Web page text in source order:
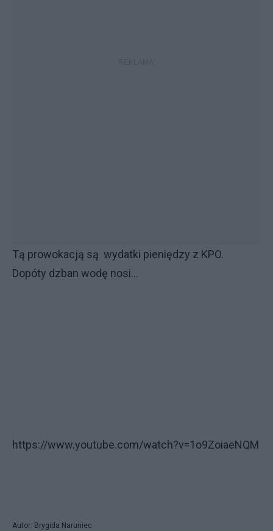
Tą prowokacją są wydatki pieniędzy z KPO.
Dopóty dzban wodę nosi...
https://www.youtube.com/watch?v=1o9ZoiaeNQM
Autor: Brygida Naruniec